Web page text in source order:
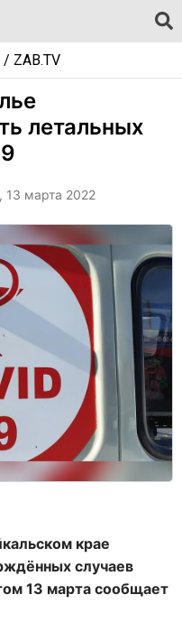
/ ZAB.TV
летальных
13 марта 2022
крае
случаев
13 марта сообщает